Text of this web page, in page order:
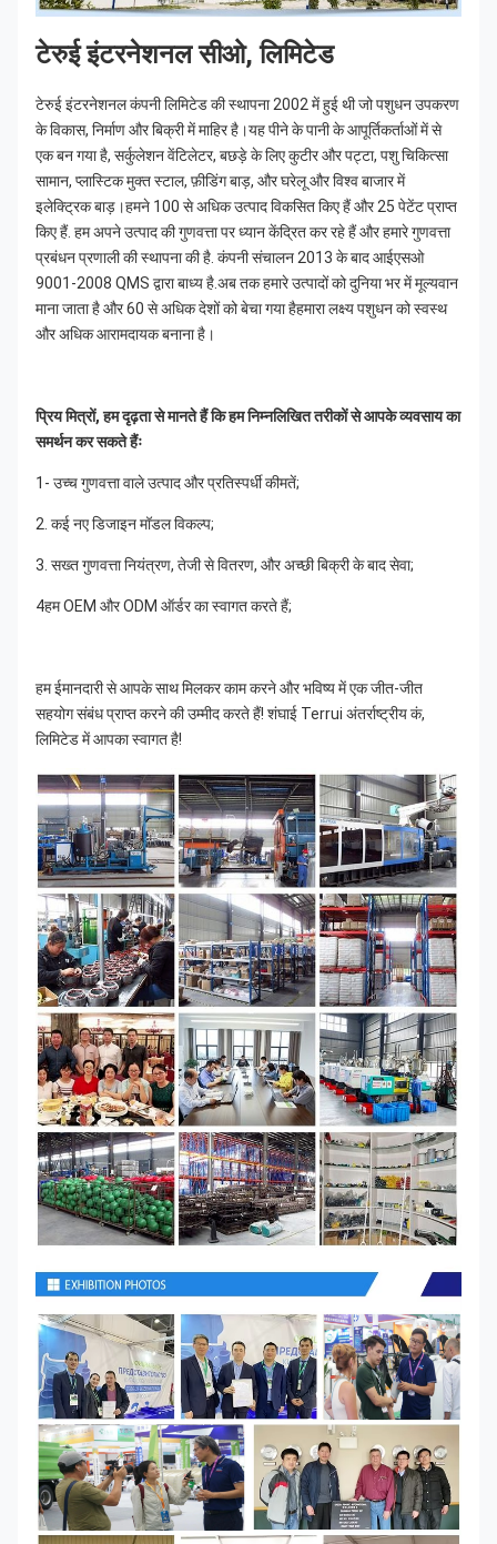
टेरुई इंटरनेशनल सीओ, लिमिटेड
टेरुई इंटरनेशनल कंपनी लिमिटेड की स्थापना 2002 में हुई थी जो पशुधन उपकरण
के विकास, निर्माण और बिक्री में माहिर है।यह पीने के पानी के आपूर्तिकर्ताओं में से
एक बन गया है, सर्कुलेशन वेंटिलेटर, बछड़े के लिए कुटीर और पट्टा, पशु चिकित्सा
सामान, प्लास्टिक मुक्त स्टाल, फ़ीडिंग बाड़, और घरेलू और विश्व बाजार में
इलेक्ट्रिक बाड़।हमने 100 से अधिक उत्पाद विकसित किए हैं और 25 पेटेंट प्राप्त
किए हैं. हम अपने उत्पाद की गुणवत्ता पर ध्यान केंद्रित कर रहे हैं और हमारे गुणवत्ता
प्रबंधन प्रणाली की स्थापना की है. कंपनी संचालन 2013 के बाद आईएसओ
9001-2008 QMS द्वारा बाध्य है.अब तक हमारे उत्पादों को दुनिया भर में मूल्यवान
माना जाता है और 60 से अधिक देशों को बेचा गया हैहमारा लक्ष्य पशुधन को स्वस्थ
और अधिक आरामदायक बनाना है।
प्रिय मित्रों, हम दृढ़ता से मानते हैं कि हम निम्नलिखित तरीकों से आपके व्यवसाय का
समर्थन कर सकते हैंः
1- उच्च गुणवत्ता वाले उत्पाद और प्रतिस्पर्धी कीमतें;
2. कई नए डिजाइन मॉडल विकल्प;
3. सख्त गुणवत्ता नियंत्रण, तेजी से वितरण, और अच्छी बिक्री के बाद सेवा;
4हम OEM और ODM ऑर्डर का स्वागत करते हैं;
हम ईमानदारी से आपके साथ मिलकर काम करने और भविष्य में एक जीत-जीत
सहयोग संबंध प्राप्त करने की उम्मीद करते हैं! शंघाई Terrui अंतर्राष्ट्रीय कं,
लिमिटेड में आपका स्वागत है!